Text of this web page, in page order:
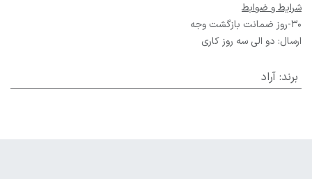
شرایط و ضوابط
30-روز ضمانت بازگشت وجه
ارسال: دو الی سه روز کاری
برند: آراد